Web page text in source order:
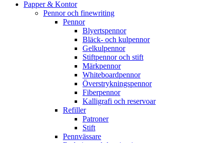
Papper & Kontor
Pennor och finewriting
Pennor
Blyertspennor
Bläck- och kulpennor
Gelkulpennor
Stiftpennor och stift
Märkpennor
Whiteboardpennor
Överstrykningspennor
Fiberpennor
Kalligrafi och reservoar
Refiller
Patroner
Stift
Pennvässare